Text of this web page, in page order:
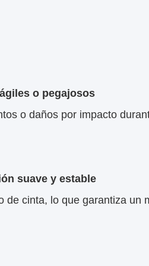
o pegajosos
o daños por impacto
suave y estable
de cinta, lo que garantiza un